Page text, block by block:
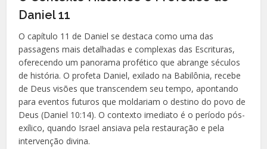
Daniel 11
O capítulo 11 de Daniel se destaca como uma das
passagens mais detalhadas e complexas das Escrituras,
oferecendo um panorama profético que abrange séculos
de história. O profeta Daniel, exilado na Babilônia, recebe
de Deus visões que transcendem seu tempo, apontando
para eventos futuros que moldariam o destino do povo de
Deus (Daniel 10:14). O contexto imediato é o período pós-
exílico, quando Israel ansiava pela restauração e pela
intervenção divina.